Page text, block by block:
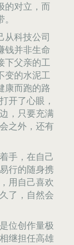
的对立，而
从科技公司
钱并非生命
下父亲的工
变的水泥工
康而跑的路
开了心眼，
，只要充满
之外，还有
手，在自己
行的随身携
用自己喜欢
了，自然会
位创作量极
继担任高雄